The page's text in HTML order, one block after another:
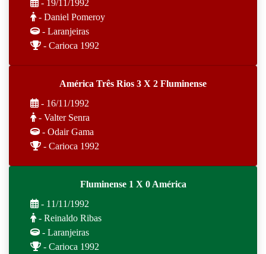
- 19/11/1992
- Daniel Pomeroy
- Laranjeiras
- Carioca 1992
América Três Rios 3 X 2 Fluminense
- 16/11/1992
- Valter Senra
- Odair Gama
- Carioca 1992
Fluminense 1 X 0 América
- 11/11/1992
- Reinaldo Ribas
- Laranjeiras
- Carioca 1992